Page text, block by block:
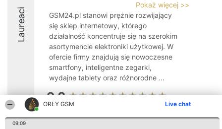
ORŁY GSM Live chat
09:09
Laureaci
Pokaż więcej >>
GSM24.pl stanowi prężnie rozwijający
się sklep internetowy, którego
działalność koncentruje się na szerokim
asortymencie elektroniki użytkowej. W
ofercie firmy znajdują się nowoczesne
smartfony, inteligentne zegarki,
wydajne tablety oraz różnorodne ...
9.8